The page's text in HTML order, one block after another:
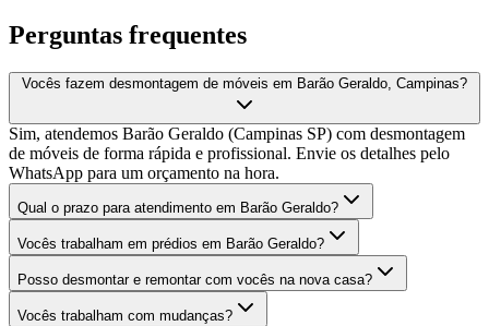
Perguntas frequentes
Vocês fazem desmontagem de móveis em Barão Geraldo, Campinas?
Sim, atendemos Barão Geraldo (Campinas SP) com desmontagem
de móveis de forma rápida e profissional. Envie os detalhes pelo
WhatsApp para um orçamento na hora.
Qual o prazo para atendimento em Barão Geraldo?
Vocês trabalham em prédios em Barão Geraldo?
Posso desmontar e remontar com vocês na nova casa?
Vocês trabalham com mudanças?